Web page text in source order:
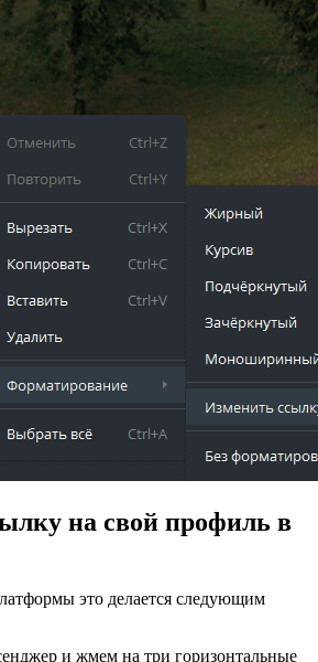
на свой профиль в
это делается следующим
и жмем на три горизонтальные